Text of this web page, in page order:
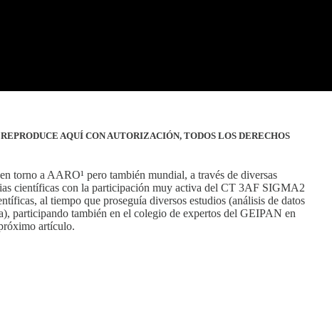
AQUÍ CON AUTORIZACIÓN, TODOS LOS DERECHOS
torno a AARO¹ pero también mundial, a través de diversas
científicas con la participación muy activa del CT 3AF SIGMA2
al tiempo que proseguía diversos estudios (análisis de datos
participando también en el colegio de expertos del GEIPAN en
artículo.